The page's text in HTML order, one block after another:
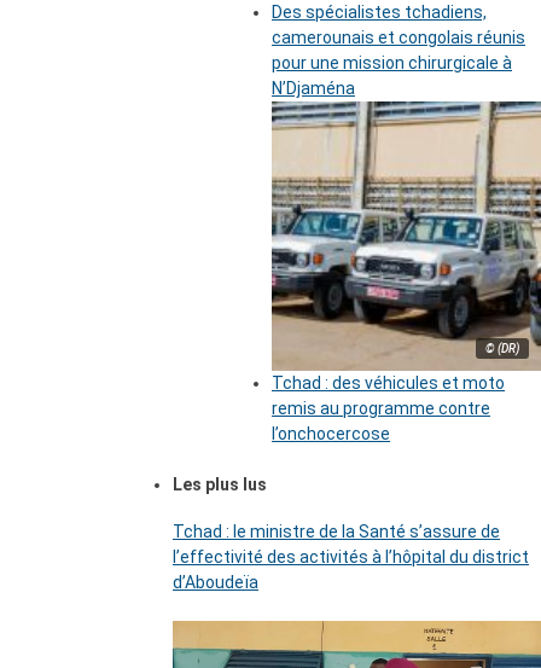
Des spécialistes tchadiens,
camerounais et congolais réunis
pour une mission chirurgicale à
N’Djaména
© (DR)
Tchad : des véhicules et moto
remis au programme contre
l’onchocercose
Les plus lus
Tchad : le ministre de la Santé s’assure de
l’effectivité des activités à l’hôpital du district
d’Aboudeïa